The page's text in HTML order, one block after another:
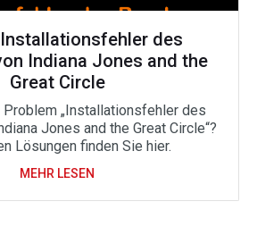
des
Indiana Jones and the
Great Circle
Problem „Installationsfehler des
Jones and the Great Circle“?
Lösungen finden Sie hier.
MEHR LESEN